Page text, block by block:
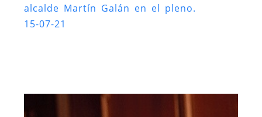
alcalde Martín Galán en el pleno.
15-07-21